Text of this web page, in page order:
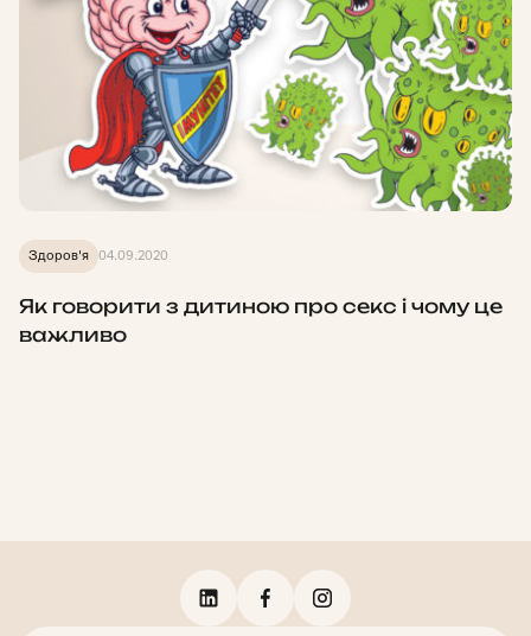
Здоров'я 04.09.2020
Як говорити з дитиною про секс і чому це
важливо